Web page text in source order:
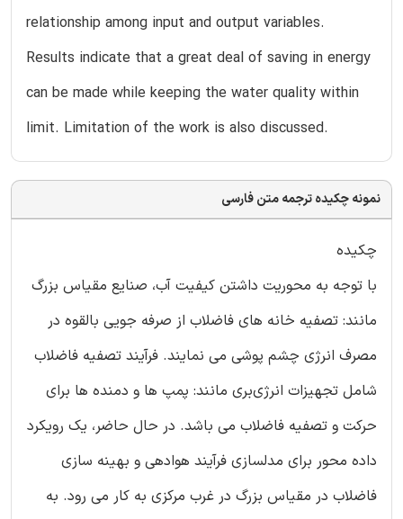
relationship among input and output variables.
Results indicate that a great deal of saving in energy
can be made while keeping the water quality within
limit. Limitation of the work is also discussed.
نمونه چکیده ترجمه متن فارسی
چکیده
با توجه به محوریت داشتن کیفیت آب، صنایع مقیاس بزرگ
مانند: تصفیه خانه های فاضلاب از صرفه جویی بالقوه در
مصرف انرژی چشم پوشی می نمایند. فرآیند تصفیه فاضلاب
شامل تجهیزات انرژی‌بری مانند: پمپ ها و دمنده ها برای
حرکت و تصفیه فاضلاب می باشد. در حال حاضر، یک رویکرد
داده محور برای مدلسازی فرآیند هوادهی و بهینه سازی
فاضلاب در مقیاس بزرگ در غرب مرکزی به کار می رود. به